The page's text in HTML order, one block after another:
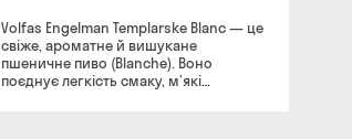
Volfas Engelman Templarske Blanc — це
свіже, ароматне й вишукане
пшеничне пиво (Blanche). Воно
поєднує легкість смаку, м’які